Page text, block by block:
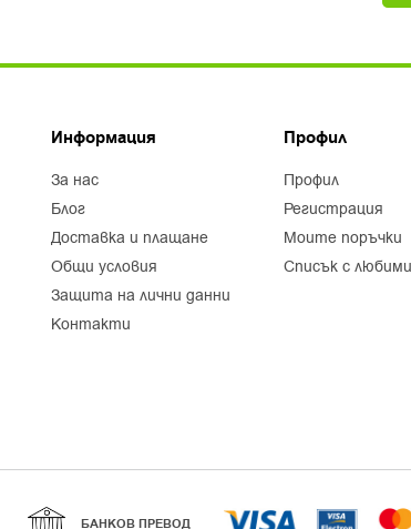
Информация
за нас
блог
доставка и плащане
общи условия
защита на лични данни
контакти
Профил
профил
регистрация
моите поръчки
списък с любими
БАНКОВ ПРЕВОД